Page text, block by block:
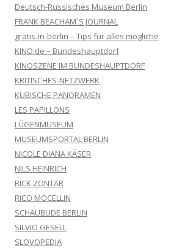
Deutsch-Russisches Museum Berlin
FRANK BEACHAM´S JOURNAL
gratis-in-berlin – Tips für alles mögliche
KINO.de – Bundeshauptdorf
KINOSZENE IM BUNDESHAUPTDORF
KRITISCHES-NETZWERK
KUBISCHE PANORAMEN
LES PAPILLONS
LÜGENMUSEUM
MUSEUMSPORTAL BERLIN
NICOLE DIANA KÄSER
NILS HEINRICH
RICK ZONTAR
RICO MOCELLIN
SCHAUBUDE BERLIN
SILVIO GESELL
SLOVOPEDIA